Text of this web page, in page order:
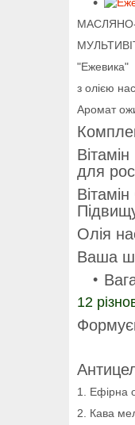
"Ежевика"
з олією
Аромат
для
Олія
Ваша
12
1. Ефірна
2. Кава